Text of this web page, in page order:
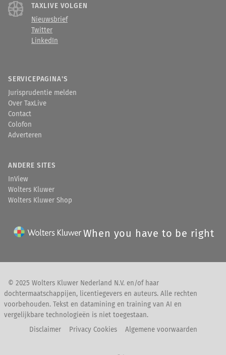
TAXLIVE VOLGEN
Nieuwsbrief
Twitter
LinkedIn
SERVICEPAGINA'S
Jurisprudentie melden
Over TaxLive
Contact
Colofon
Adverteren
ANDERE SITES
InView
Wolters Kluwer
Wolters Kluwer Shop
When you have to be right
© 2025 Wolters Kluwer Nederland N.V. en/of haar
dochtermaatschappijen, licentiegevers en auteurs. Alle rechten
voorbehouden. Tekst en datamining en training van AI en
vergelijkbare technologieën is niet toegestaan.
Disclaimer
Privacy Cookies Algemene voorwaarden